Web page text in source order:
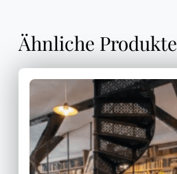
Ähnliche Produkte